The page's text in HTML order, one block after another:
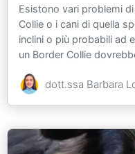
Esistono vari problemi
Collie o i cani di quella
inclini o più probabili ad
un Border Collie
dott.ssa Barbara